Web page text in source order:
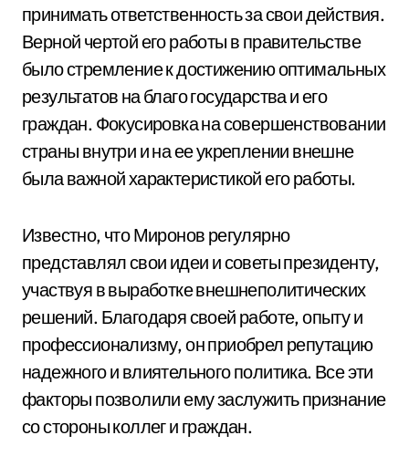
принимать ответственность за свои действия.
Верной чертой его работы в правительстве
было стремление к достижению оптимальных
результатов на благо государства и его
граждан. Фокусировка на совершенствовании
страны внутри и на ее укреплении внешне
была важной характеристикой его работы.
Известно, что Миронов регулярно
представлял свои идеи и советы президенту,
участвуя в выработке внешнеполитических
решений. Благодаря своей работе, опыту и
профессионализму, он приобрел репутацию
надежного и влиятельного политика. Все эти
факторы позволили ему заслужить признание
со стороны коллег и граждан.